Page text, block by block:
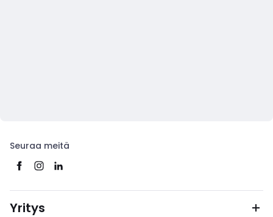
Seuraa meitä
Yritys